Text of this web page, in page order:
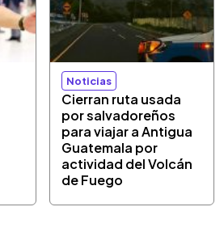
Noticias
Cierran ruta usada
por salvadoreños
para viajar a Antigua
Guatemala por
actividad del Volcán
de Fuego